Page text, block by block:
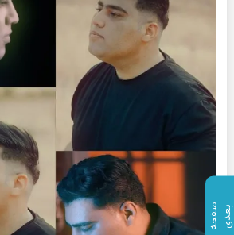
ص
ف
ح
ه ب ع
د ی